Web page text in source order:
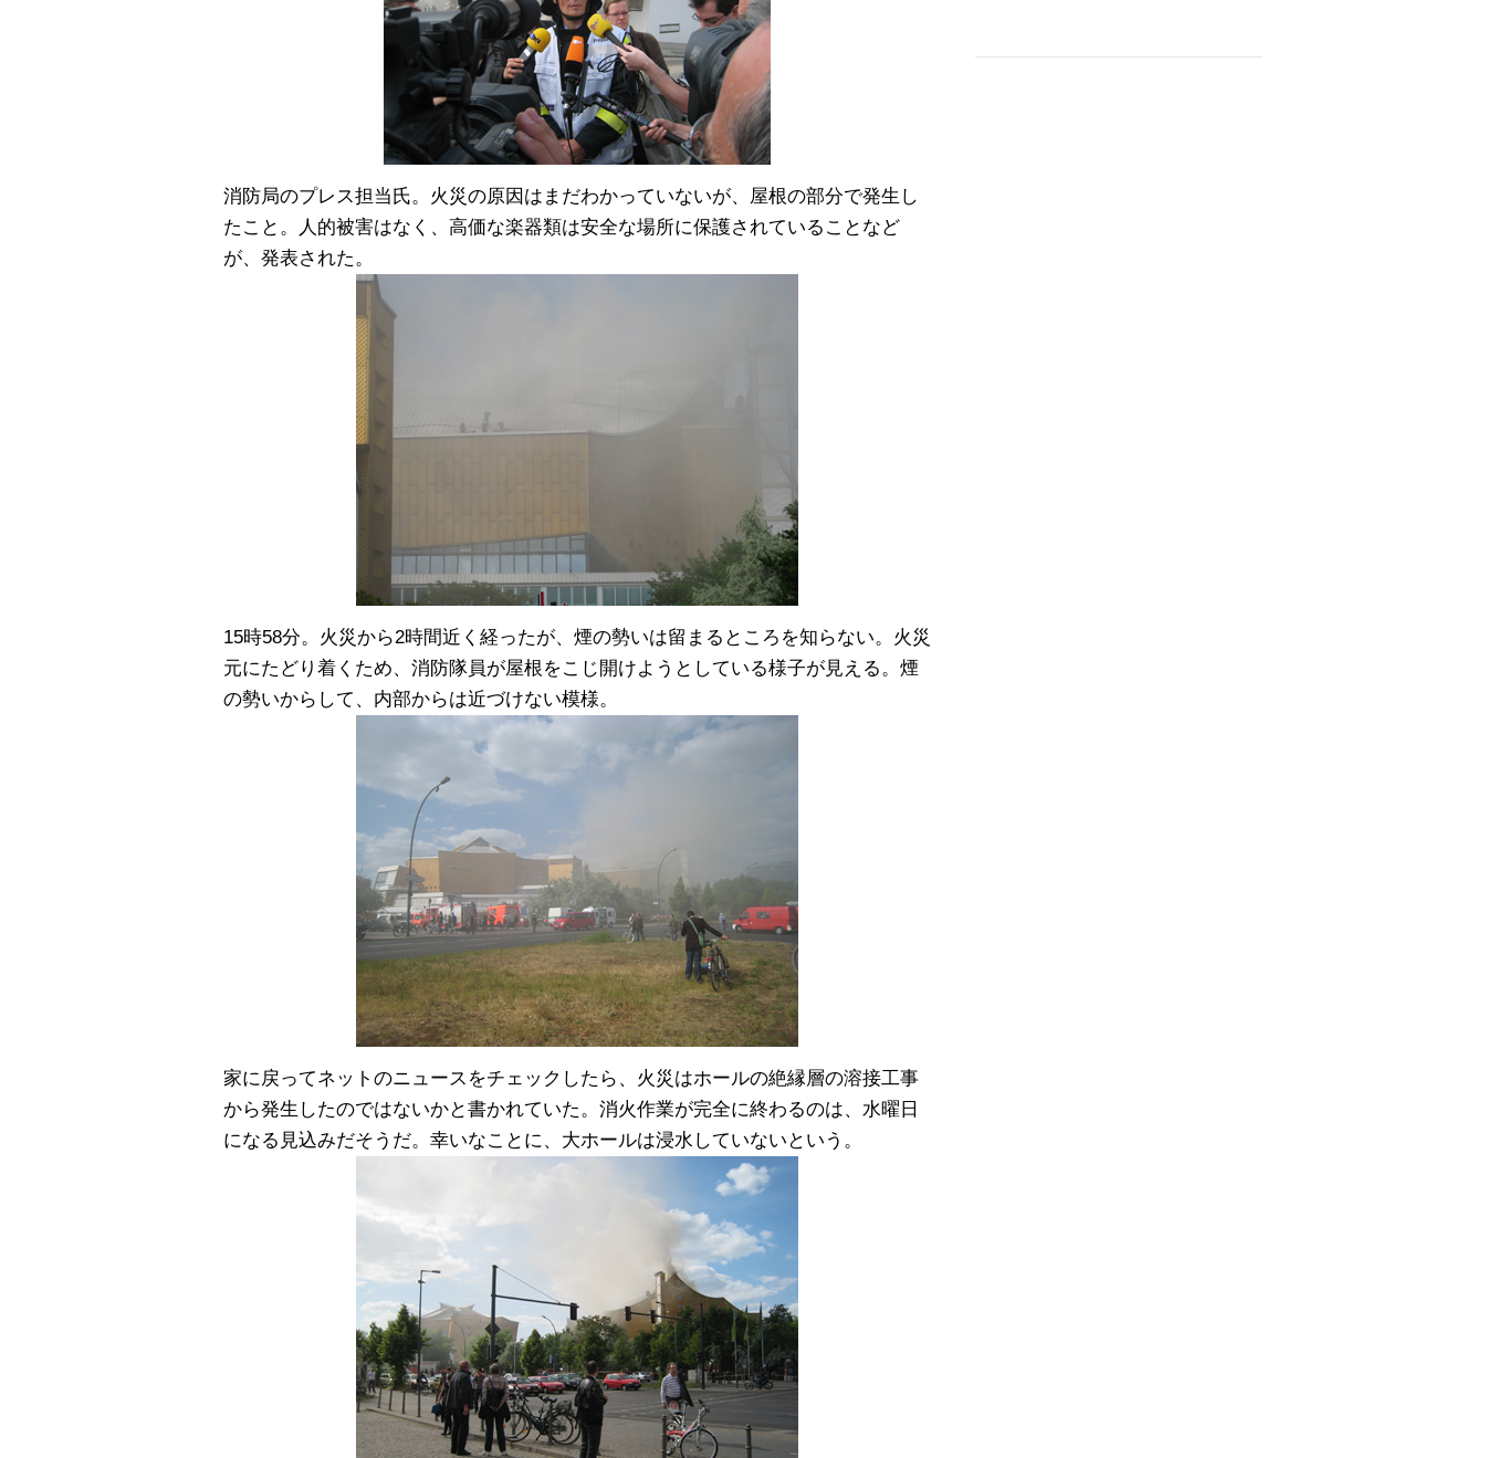
消防局のプレス担当氏。火災の原因はまだわかっていないが、屋根の部分で発生し
たこと。人的被害はなく、高価な楽器類は安全な場所に保護されていることなど
が、発表された。
15時58分。火災から2時間近く経ったが、煙の勢いは留まるところを知らない。火災
元にたどり着くため、消防隊員が屋根をこじ開けようとしている様子が見える。煙
の勢いからして、内部からは近づけない模様。
家に戻ってネットのニュースをチェックしたら、火災はホールの絶縁層の溶接工事
から発生したのではないかと書かれていた。消火作業が完全に終わるのは、水曜日
になる見込みだそうだ。幸いなことに、大ホールは浸水していないという。